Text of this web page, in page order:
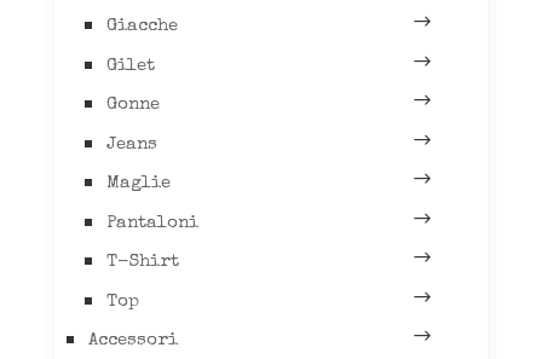
Giacche
Gilet
Gonne
Jeans
Maglie
Pantaloni
T-Shirt
Top
Accessori